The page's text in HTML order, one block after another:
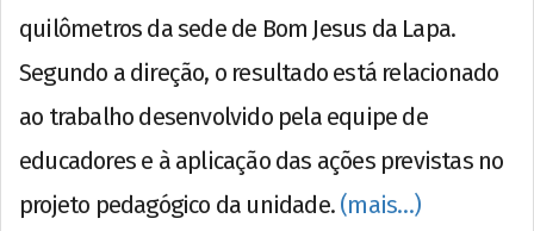
quilômetros da sede de Bom Jesus da Lapa.
Segundo a direção, o resultado está relacionado
ao trabalho desenvolvido pela equipe de
educadores e à aplicação das ações previstas no
projeto pedagógico da unidade. (mais…)